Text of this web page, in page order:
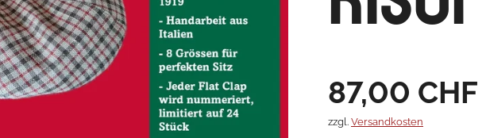
87,00 CHF
zzgl. Versandkosten